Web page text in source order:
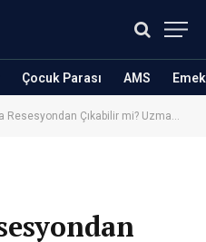
Çocuk Parası AMS
Çıkabilir mi? Uzmanlardan Hükümete Çarpıcı Uyarı!